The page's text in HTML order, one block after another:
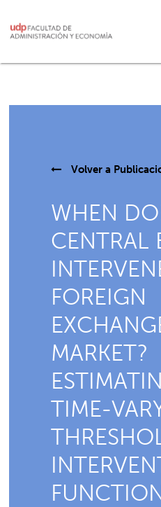
Volver a
WHEN
CENTRAL
FOREIGN
MARKET?
TIME-